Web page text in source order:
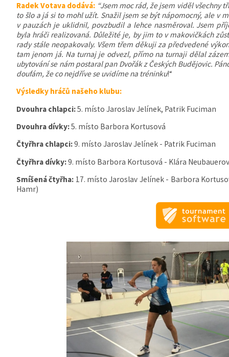
Radek Votava dodává: “Jsem moc rád, že jsem viděl všechny
to šlo a já si to mohl užít. Snažil jsem se být nápomocný, ale v
v pauzách je uklidnil, povzbudil a lehce nasměroval. Jsem
byla hráči realizovaná. Důležité je, by jim to v makovičkách
rady stále neopakovaly. Všem třem děkuji za předvedené
tam jenom já. Na turnaj je odvezl, přímo na turnaji dělal
ubytování se nám postaral pan Dvořák z Českých Budějovic.
doufám, že co nejdříve se uvidíme na tréninku!“
Výsledky hráčů našeho klubu:
Dvouhra chlapci:5. místo Jaroslav Jelínek, Patrik Fuciman
Dvouhra dívky:5. místo Barbora Kortusová
Čtyřhra chlapci:9. místo Jaroslav Jelínek - Patrik Fuciman
Čtyřhra dívky:9. místo Barbora Kortusová - Klára
Smíšená čtyřha: 17. místo Jaroslav Jelínek - Barbora
Hamr)